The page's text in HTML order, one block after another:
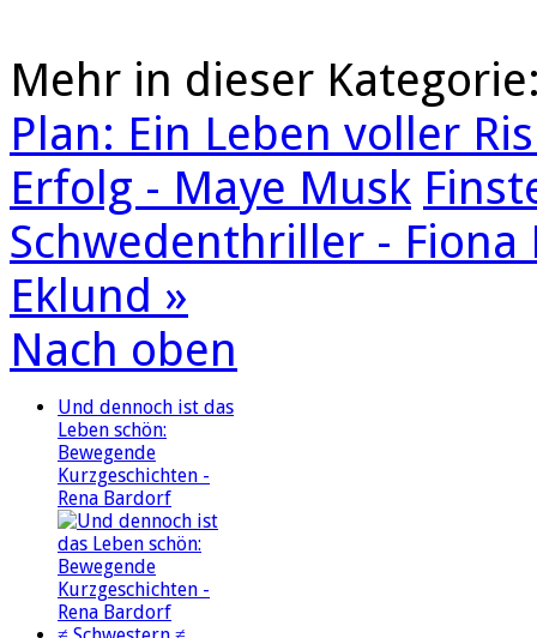
Mehr in dieser
Plan: Ein Leben voller
Erfolg - Maye Musk
Schwedenthriller - Fiona
Eklund »
Nach oben
Und dennoch ist das
Leben schön:
Bewegende
Kurzgeschichten -
Rena Bardorf